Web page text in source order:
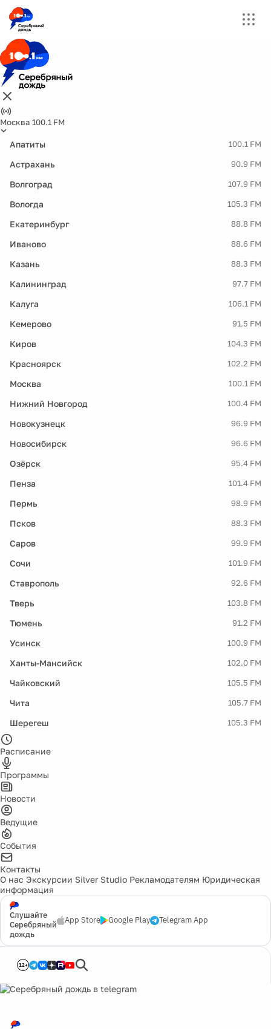
Москва 100.1 FM
Апатиты 100.1 FM
Астрахань 90.9 FM
Волгоград 107.9 FM
Вологда 105.3 FM
Екатеринбург 88.8 FM
Иваново 88.6 FM
Казань 88.3 FM
Калининград 97.7 FM
Калуга 106.1 FM
Кемерово 91.5 FM
Киров 104.3 FM
Красноярск 102.2 FM
Москва 100.1 FM
Нижний Новгород 100.4 FM
Новокузнецк 96.9 FM
Новосибирск 96.6 FM
Озёрск 95.4 FM
Пенза 101.4 FM
Пермь 98.9 FM
Псков 88.3 FM
Саров 99.9 FM
Сочи 101.9 FM
Ставрополь 92.6 FM
Тверь 103.8 FM
Тюмень 91.2 FM
Усинск 100.9 FM
Ханты-Мансийск 102.0 FM
Чайковский 105.5 FM
Чита 105.7 FM
Шерегеш 105.3 FM
Расписание
Программы
Новости
Ведущие
События
Контакты
О нас Экскурсии Silver Studio Рекламодателям Юридическая
информация
Слушайте
Серебряный
дождь
App Store Google Play Telegram App
12+